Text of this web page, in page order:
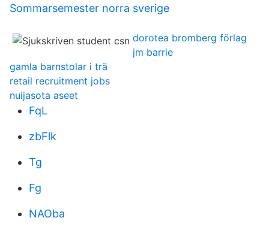
Sommarsemester norra sverige
dorotea bromberg förlag
jm barrie
gamla barnstolar i trä
retail recruitment jobs
nuijasota aseet
FqL
zbFlk
Tg
Fg
NAOba